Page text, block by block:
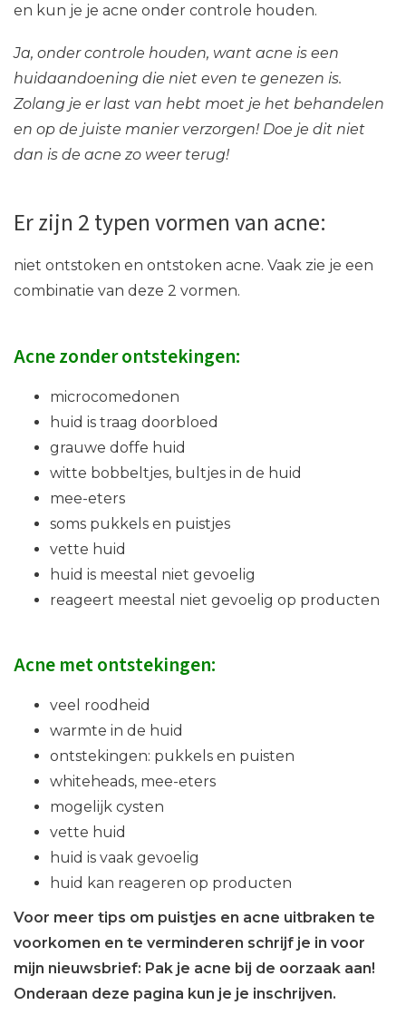
en kun je je acne onder controle houden.
Ja, onder controle houden, want acne is een
huidaandoening die niet even te genezen is.
Zolang je er last van hebt moet je het behandelen
en op de juiste manier verzorgen! Doe je dit niet
dan is de acne zo weer terug!
Er zijn 2 typen vormen van acne:
niet ontstoken en ontstoken acne. Vaak zie je een
combinatie van deze 2 vormen.
Acne zonder ontstekingen:
microcomedonen
huid is traag doorbloed
grauwe doffe huid
witte bobbeltjes, bultjes in de huid
mee-eters
soms pukkels en puistjes
vette huid
huid is meestal niet gevoelig
reageert meestal niet gevoelig op producten
Acne met ontstekingen:
veel roodheid
warmte in de huid
ontstekingen: pukkels en puisten
whiteheads, mee-eters
mogelijk cysten
vette huid
huid is vaak gevoelig
huid kan reageren op producten
Voor meer tips om puistjes en acne uitbraken te
voorkomen en te verminderen schrijf je in voor
mijn nieuwsbrief: Pak je acne bij de oorzaak aan!
Onderaan deze pagina kun je je inschrijven.